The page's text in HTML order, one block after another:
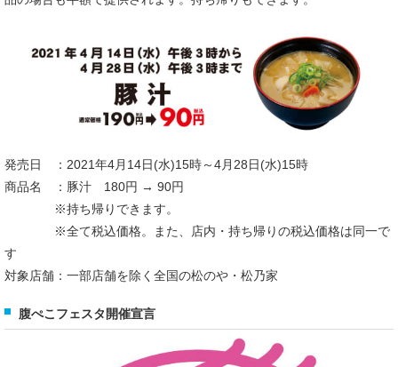
発売日 ：2021年4月14日(水)15時～4月28日(水)15時
商品名 ：豚汁 180円 → 90円
※持ち帰りできます。
※全て税込価格。また、店内・持ち帰りの税込価格は同一で
す
対象店舗：一部店舗を除く全国の松のや・松乃家
腹ぺこフェスタ開催宣言